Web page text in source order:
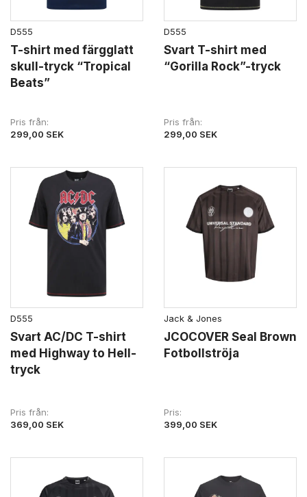
D555
T-shirt med färgglatt
skull-tryck “Tropical
Beats”
Pris från
299,00 SEK
D555
Svart T-shirt med
“Gorilla Rock”-tryck
Pris från
299,00 SEK
D555
Svart AC/DC T-shirt
med Highway to Hell-
tryck
Pris från
369,00 SEK
Jack & Jones
JCOCOVER Seal Brown
Fotbollströja
Pris
399,00 SEK